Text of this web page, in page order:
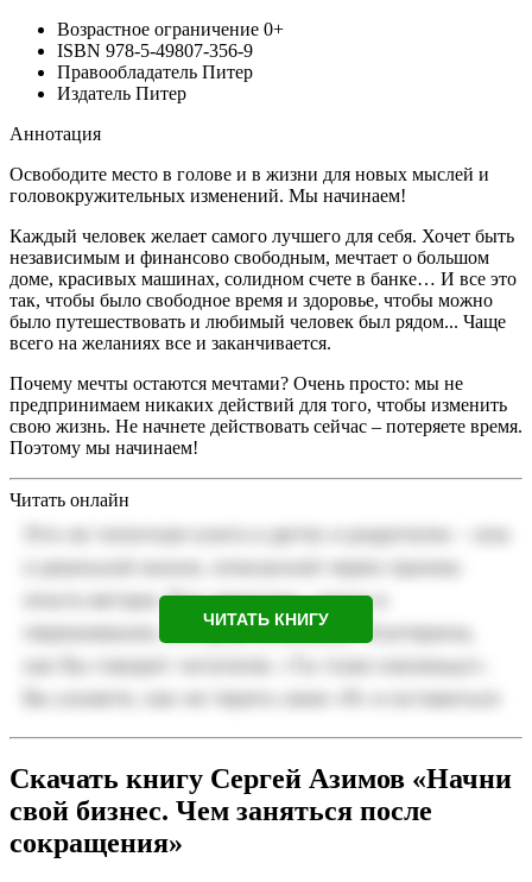
Возрастное ограничение 0+
ISBN 978-5-49807-356-9
Правообладатель Питер
Издатель Питер
Аннотация
Освободите место в голове и в жизни для новых мыслей и
головокружительных изменений. Мы начинаем!
Каждый человек желает самого лучшего для себя. Хочет быть
независимым и финансово свободным, мечтает о большом
доме, красивых машинах, солидном счете в банке… И все это
так, чтобы было свободное время и здоровье, чтобы можно
было путешествовать и любимый человек был рядом... Чаще
всего на желаниях все и заканчивается.
Почему мечты остаются мечтами? Очень просто: мы не
предпринимаем никаких действий для того, чтобы изменить
свою жизнь. Не начнете действовать сейчас – потеряете время.
Поэтому мы начинаем!
Читать онлайн
ЧИТАТЬ КНИГУ
Скачать книгу Сергей Азимов «Начни
свой бизнес. Чем заняться после
сокращения»